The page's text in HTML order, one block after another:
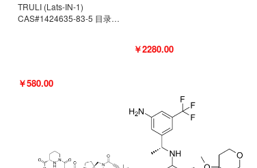
TRULI (Lats-IN-1)
CAS#1424635-83-5 目录号
￥580.00
￥2280.00